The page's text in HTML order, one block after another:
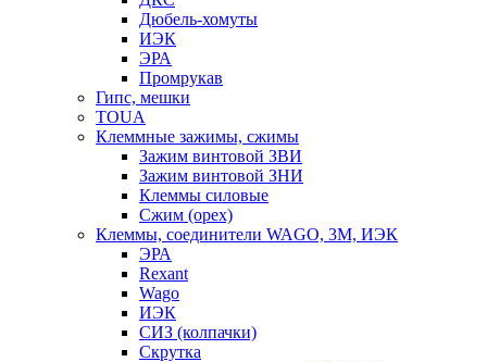
Дюбель-хомуты
ИЭК
ЭРА
Промрукав
Гипс, мешки
TOUA
Клеммные зажимы, сжимы
Зажим винтовой ЗВИ
Зажим винтовой ЗНИ
Клеммы силовые
Сжим (орех)
Клеммы, соединители WAGO, 3M, ИЭК
ЭРА
Rexant
Wago
ИЭК
СИЗ (колпачки)
Скрутка